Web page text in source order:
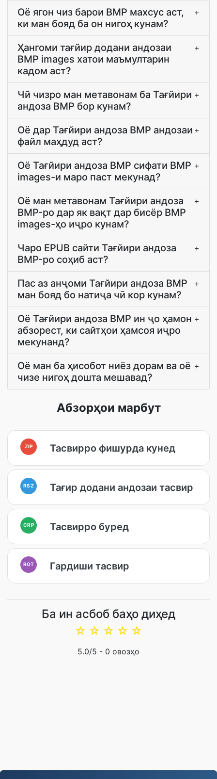
Оё ягон чиз барои BMP махсус аст,
ки ман бояд ба он нигоҳ кунам?
+
Ҳангоми тағйир додани андозаи
BMP images хатои маъмултарин
кадом аст?
+
Чӣ чизро ман метавонам ба Тағйири
андоза BMP бор кунам?
+
Оё дар Тағйири андоза BMP андозаи
файл маҳдуд аст?
+
Оё Тағйири андоза BMP сифати BMP
images-и маро паст мекунад?
+
Оё ман метавонам Тағйири андоза
BMP-ро дар як вақт дар бисёр BMP
images-ҳо иҷро кунам?
+
Чаро EPUB сайти Тағйири андоза
BMP-ро соҳиб аст?
+
Пас аз анҷоми Тағйири андоза BMP
ман бояд бо натиҷа чӣ кор кунам?
+
Оё Тағйири андоза BMP ин ҷо ҳамон
абзорест, ки сайтҳои ҳамсоя иҷро
мекунанд?
+
Оё ман ба ҳисобот ниёз дорам ва оё
чизе нигоҳ дошта мешавад?
+
Абзорҳои марбут
ZIP Тасвирро фишурда кунед
RSZ Тағир додани андозаи тасвир
CRP Тасвирро буред
ROT Гардиши тасвир
Ба ин асбоб баҳо диҳед
☆
☆
☆
☆
☆
5.0/5 - 0 овозҳо